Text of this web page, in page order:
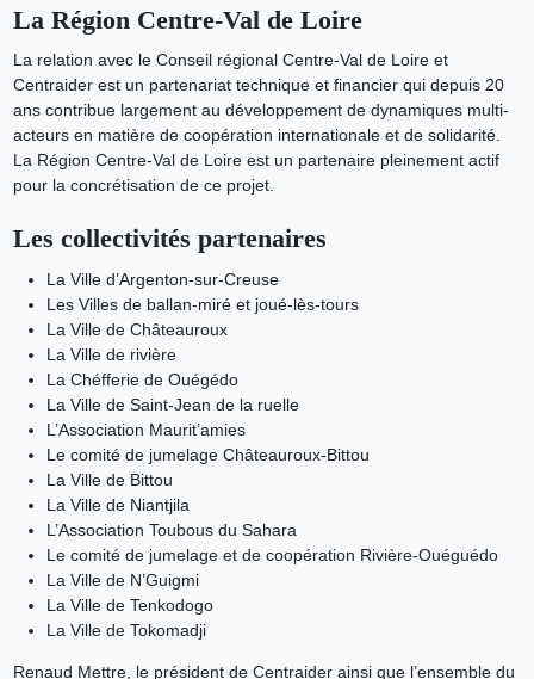
La Région Centre-Val de Loire
La relation avec le Conseil régional Centre-Val de Loire et
Centraider est un partenariat technique et financier qui depuis 20
ans contribue largement au développement de dynamiques multi-
acteurs en matière de coopération internationale et de solidarité.
La Région Centre-Val de Loire est un partenaire pleinement actif
pour la concrétisation de ce projet.
Les collectivités partenaires
La Ville d’Argenton-sur-Creuse
Les Villes de ballan-miré et joué-lès-tours
La Ville de Châteauroux
La Ville de rivière
La Chéfferie de Ouégédo
La Ville de Saint-Jean de la ruelle
L’Association Maurit’amies
Le comité de jumelage Châteauroux-Bittou
La Ville de Bittou
La Ville de Niantjila
L’Association Toubous du Sahara
Le comité de jumelage et de coopération Rivière-Ouéguédo
La Ville de N’Guigmi
La Ville de Tenkodogo
La Ville de Tokomadji
Renaud Mettre, le président de Centraider ainsi que l’ensemble du